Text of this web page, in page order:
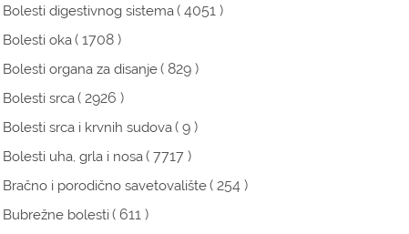
Bolesti digestivnog sistema( 4051 )
Bolesti oka( 1708 )
Bolesti organa za disanje( 829 )
Bolesti srca( 2926 )
Bolesti srca i krvnih sudova( 9 )
Bolesti uha, grla i nosa( 7717 )
Bračno i porodično savetovalište( 254 )
Bubrežne bolesti( 611 )